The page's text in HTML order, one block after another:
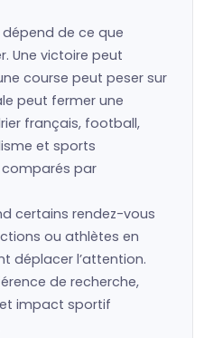
dépend de ce que
Une victoire peut
course peut peser sur
peut fermer une
français, football,
et sports
par
certains rendez-vous
ou athlètes en
déplacer l’attention.
de recherche,
impact sportif